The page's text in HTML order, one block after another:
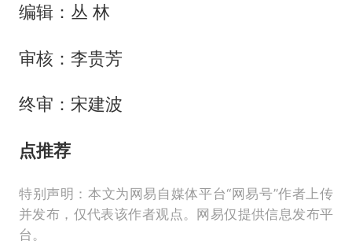
编辑：丛 林
审核：李贵芳
终审：宋建波
点推荐
特别声明：本文为网易自媒体平台“网易号”作者上传
并发布，仅代表该作者观点。网易仅提供信息发布平
台。